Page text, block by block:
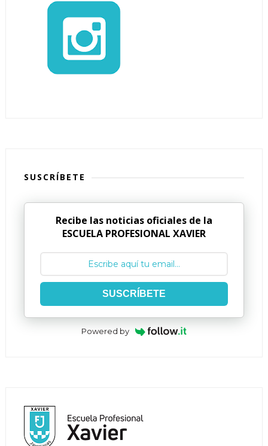
SUSCRÍBETE
Recibe las noticias oficiales de la
ESCUELA PROFESIONAL XAVIER
SUSCRÍBETE
Powered by